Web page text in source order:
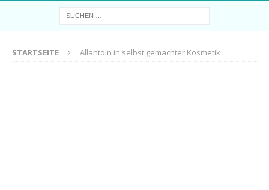
STARTSEITE Allantoin in selbst gemachter Kosmetik